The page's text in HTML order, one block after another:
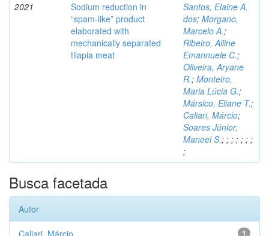
2021
Sodium reduction in
“spam-like” product
elaborated with
mechanically separated
tilapia meat
Santos, Elaine A.
dos; Morgano,
Marcelo A.;
Ribeiro, Alline
Emannuele C.;
Oliveira, Aryane
R.; Monteiro,
Maria Lúcia G.;
Mársico, Eliane T.;
Caliari, Márcio;
Soares Júnior,
Manoel S.; ; ; ; ; ; ;
;
Busca facetada
Autor
1